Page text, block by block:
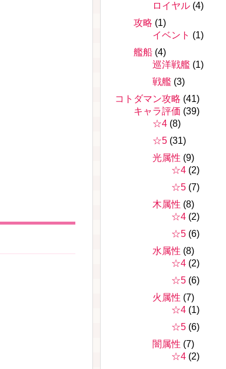
ロイヤル (4)
攻略 (1)
イベント (1)
艦船 (4)
巡洋戦艦 (1)
戦艦 (3)
コトダマン攻略 (41)
キャラ評価 (39)
☆4 (8)
☆5 (31)
光属性 (9)
☆4 (2)
☆5 (7)
木属性 (8)
☆4 (2)
☆5 (6)
水属性 (8)
☆4 (2)
☆5 (6)
火属性 (7)
☆4 (1)
☆5 (6)
闇属性 (7)
☆4 (2)